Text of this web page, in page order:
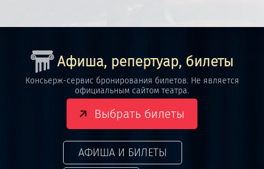
Афиша, репертуар, билеты
Консьерж-сервис бронирования билетов. Не является
официальным сайтом театра.
Выбрать билеты
АФИША И БИЛЕТЫ